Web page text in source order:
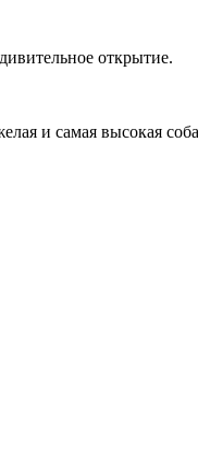
открытие.
и самая высокая